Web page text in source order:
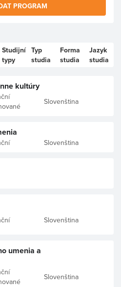
PROGRAM
Studijní
typy
Typ
studia
Forma
studia
Jazyk
studia
kultúry
Slovenština
Slovenština
Slovenština
umenia a
Slovenština